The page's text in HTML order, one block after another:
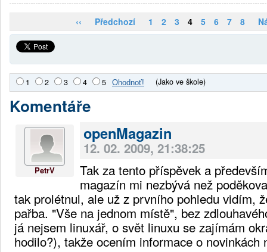
‹‹ Předchozí 1 2 3 4 5 6 7 8
1 2 3 4 5 (Jako ve škole)
Komentáře
PetrV
openMagazin
12. 02. 2009, 21:38:25
Tak za tento příspěvek a
magazín mi nezbývá než
tak prolétnul, ale už z prvního pohledu vidím,
pařba. "Vše na jednom místě", bez
já nejsem linuxář, o svět linuxu se zajímám
hodilo?), takže ocením informace o novinkách